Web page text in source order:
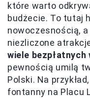
które warto
budżecie. To tutaj
nowoczesnością,
niezliczone
wiele
pewnością umilą
Polski. Na
fontanny na Placu